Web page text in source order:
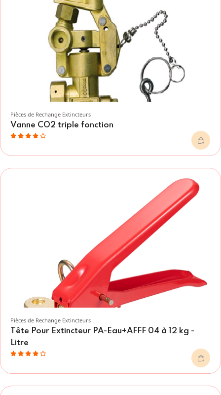
Pièces de Rechange Extincteurs
Vanne CO2 triple fonction
Pièces de Rechange Extincteurs
Tête Pour Extincteur PA-Eau+AFFF 04 à 12 kg -
Litre